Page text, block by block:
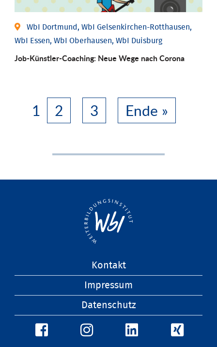
WbI Dortmund, WbI Gelsenkirchen-Rotthausen,
WbI Essen, WbI Oberhausen, WbI Duisburg
Job-Künstler-Coaching: Neue Wege nach Corona
1 2 3 Ende »
Kontakt
Impressum
Datenschutz